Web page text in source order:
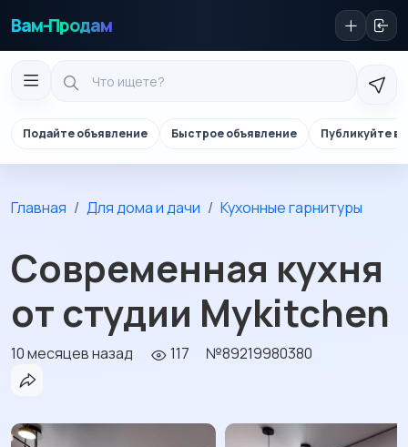
Вам-Продам
Подайте объявление Быстрое объявление Публикуйте в
Главная Для дома и дачи Кухонные гарнитуры
Современная кухня
от студии Mykitchen
10 месяцев назад 117 №89219980380